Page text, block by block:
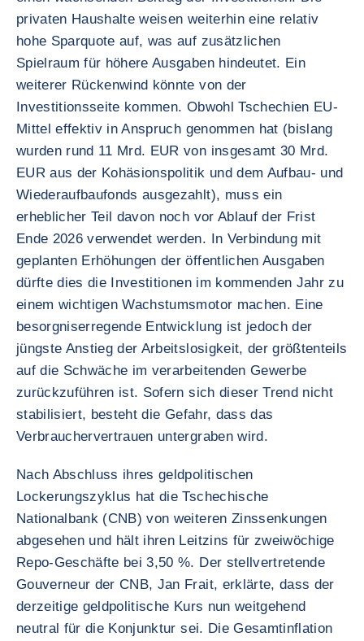
privaten Haushalte weisen weiterhin eine relativ
hohe Sparquote auf, was auf zusätzlichen
Spielraum für höhere Ausgaben hindeutet. Ein
weiterer Rückenwind könnte von der
Investitionsseite kommen. Obwohl Tschechien EU-
Mittel effektiv in Anspruch genommen hat (bislang
wurden rund 11 Mrd. EUR von insgesamt 30 Mrd.
EUR aus der Kohäsionspolitik und dem Aufbau- und
Wiederaufbaufonds ausgezahlt), muss ein
erheblicher Teil davon noch vor Ablauf der Frist
Ende 2026 verwendet werden. In Verbindung mit
geplanten Erhöhungen der öffentlichen Ausgaben
dürfte dies die Investitionen im kommenden Jahr zu
einem wichtigen Wachstumsmotor machen. Eine
besorgniserregende Entwicklung ist jedoch der
jüngste Anstieg der Arbeitslosigkeit, der größtenteils
auf die Schwäche im verarbeitenden Gewerbe
zurückzuführen ist. Sofern sich dieser Trend nicht
stabilisiert, besteht die Gefahr, dass das
Verbrauchervertrauen untergraben wird.
Nach Abschluss ihres geldpolitischen
Lockerungszyklus hat die Tschechische
Nationalbank (CNB) von weiteren Zinssenkungen
abgesehen und hält ihren Leitzins für zweiwöchige
Repo-Geschäfte bei 3,50 %. Der stellvertretende
Gouverneur der CNB, Jan Frait, erklärte, dass der
derzeitige geldpolitische Kurs nun weitgehend
neutral für die Konjunktur sei. Die Gesamtinflation